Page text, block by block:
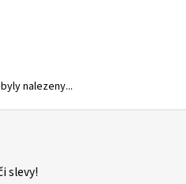
nalezeny...
slevy!